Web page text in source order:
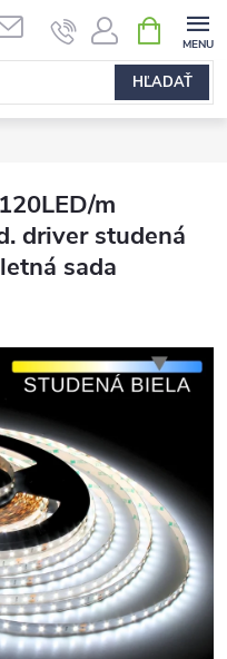
HĽADAŤ
KOŠÍK
m
driver studená
sada